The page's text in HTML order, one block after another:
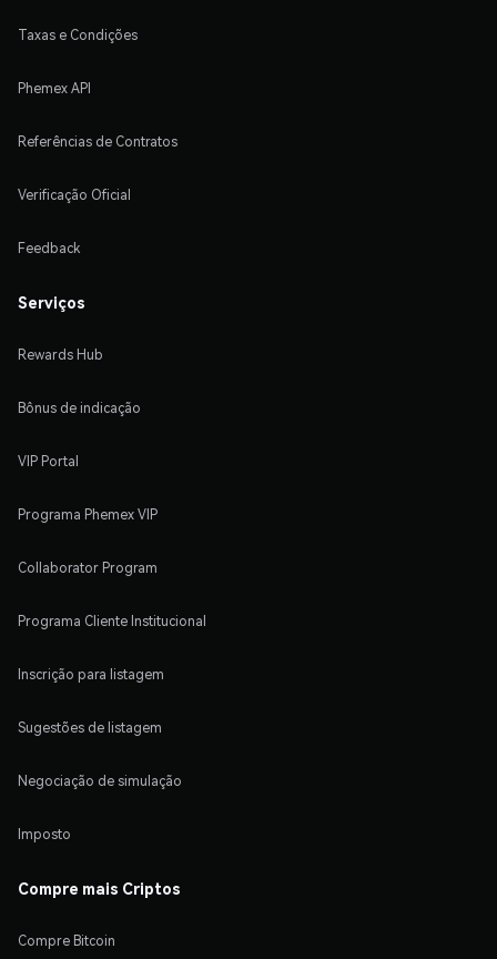
Taxas e Condições
Phemex API
Referências de Contratos
Verificação Oficial
Feedback
Serviços
Rewards Hub
Bônus de indicação
VIP Portal
Programa Phemex VIP
Collaborator Program
Programa Cliente Institucional
Inscrição para listagem
Sugestões de listagem
Negociação de simulação
Imposto
Compre mais Criptos
Compre Bitcoin